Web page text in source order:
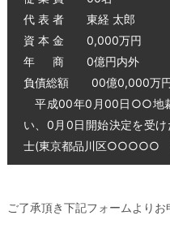
代 表 者 東経 太郎
資 本 金 0,000万円
年 商 0億円内外
負債総額 00億0,000万
平成00年0月00日○○地
い、0月0日開始決定を受
士(東京都品川区○○○○○
ご了承頂き下記フォームよりお